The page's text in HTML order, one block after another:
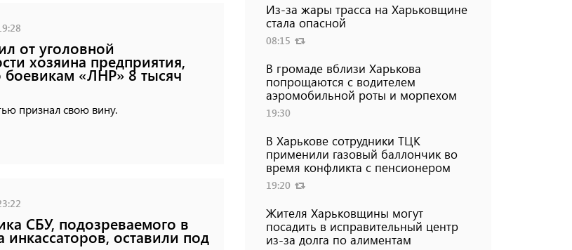
от уголовной
хозяина предприятия,
боевикам «ЛНР» 8 тысяч
признал свою вину.
СБУ, подозреваемого в
инкассаторов, оставили под
Из-за жары трасса на Харьковщине
стала опасной
08:15
В громаде вблизи Харькова
попрощаются с водителем
аэромобильной роты и морпехом
19:30
В Харькове сотрудники ТЦК
применили газовый баллончик во
время конфликта с пенсионером
19:20
Жителя Харьковщины могут
посадить в исправительный центр
из-за долга по алиментам